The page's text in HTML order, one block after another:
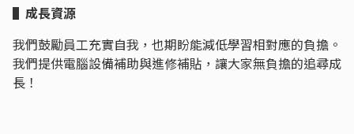
▌成長資源
我們鼓勵員工充實自我，也期盼能減低學習相對應的負擔。
我們提供電腦設備補助與進修補貼，讓大家無負擔的追尋成
長！